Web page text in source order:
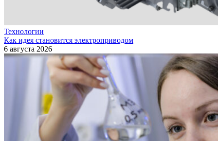
Технологии
Как идея становится электроприводом
6 августа 2026